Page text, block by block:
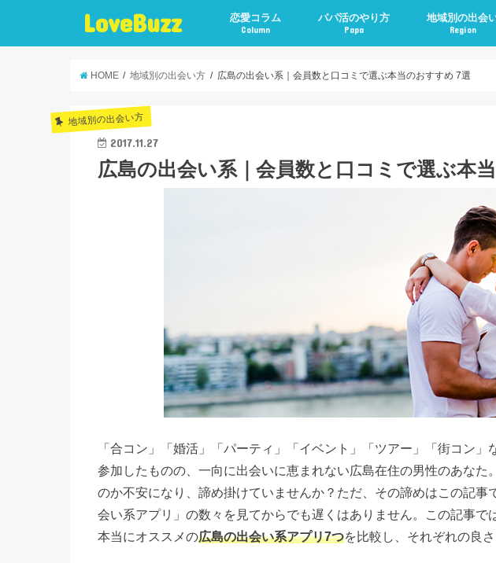
LoveBuzz 恋愛コラム
Column
パパ活のやり方
Papa
地域別の出会
Region
HOME 地域別の出会い方 広島の出会い系｜会員数と口コミで選ぶ本当のおすすめ 7選
地域別の出会い方
2017.11.27
広島の出会い系｜会員数と口コミで選ぶ本
「合コン」「婚活」「パーティ」「イベント」「ツアー」「街コン」
参加したものの、一向に出会いに恵まれない広島在住の男性のあなた
のか不安になり、諦め掛けていませんか？ただ、その諦めはこの記事
会い系アプリ」の数々を見てからでも遅くはありません。この記事で
本当にオススメの広島の出会い系アプリ7つを比較し、それぞれの良